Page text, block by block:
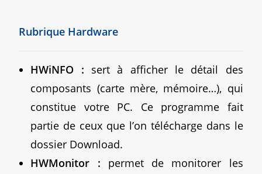
Rubrique Hardware
HWiNFO : sert à afficher le détail des
composants (carte mère, mémoire…), qui
constitue votre PC. Ce programme fait
partie de ceux que l’on télécharge dans le
dossier Download.
HWMonitor : permet de monitorer les